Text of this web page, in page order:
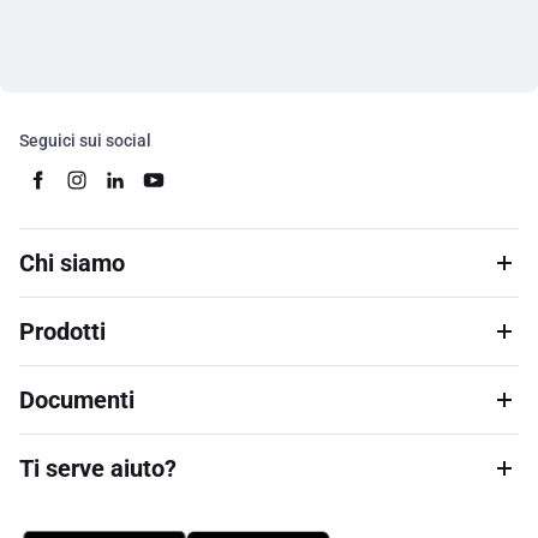
Seguici sui social
Chi siamo
Prodotti
Documenti
Ti serve aiuto?